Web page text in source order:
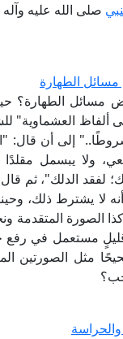
صلى الله عليه
الطهارة
مسائل الطهارة؟
ألفاظ
إلى أن قال:
ولا يبسمل
لفقد الدلك"، ثم
لا يشترط ذلك،
الصورة
قليلٍ مستعمل ‏في
مثل ‏الصورتين